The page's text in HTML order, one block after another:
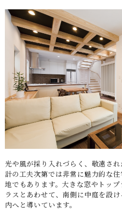
光や風が採り入れづらく、敬遠さ
計の工夫次第では非常に魅力的な
地でもあります。大きな窓やトッ
ラスとあわせて、南側に中庭を設
内へと導いています。